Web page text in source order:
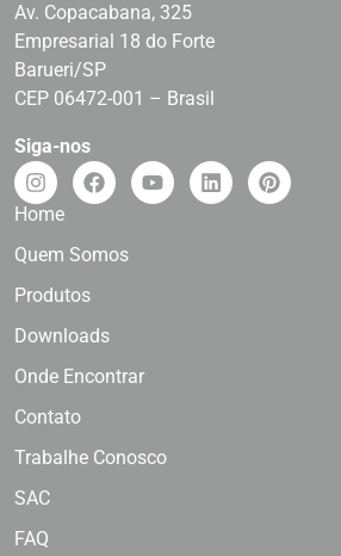
Av. Copacabana, 325
Empresarial 18 do Forte
Barueri/SP
CEP 06472-001 – Brasil
Siga-nos
Home
Quem Somos
Produtos
Downloads
Onde Encontrar
Contato
Trabalhe Conosco
SAC
FAQ